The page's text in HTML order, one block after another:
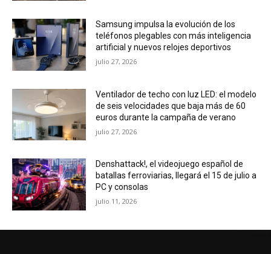
Samsung impulsa la evolución de los
teléfonos plegables con más inteligencia
artificial y nuevos relojes deportivos
julio 27, 2026
Ventilador de techo con luz LED: el modelo
de seis velocidades que baja más de 60
euros durante la campaña de verano
julio 27, 2026
Denshattack!, el videojuego español de
batallas ferroviarias, llegará el 15 de julio a
PC y consolas
julio 11, 2026